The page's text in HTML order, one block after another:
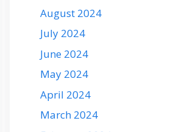
August 2024
July 2024
June 2024
May 2024
April 2024
March 2024